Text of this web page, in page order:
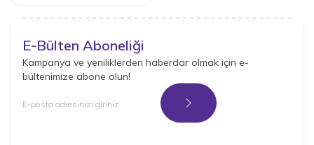
E-Bülten Aboneliği
Kampanya ve yeniliklerden haberdar olmak için e-
bültenimize abone olun!
Kayıt Ol